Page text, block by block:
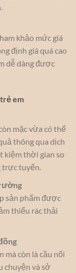
khảo mức giá
định giá quá cao
dễ dàng được
em
mặc vừa có thể
thông qua dịch
kiệm thời gian so
trực tuyến.
sản phẩm được
thiểu rác thải
mà còn là cầu nối
chuyện và sở